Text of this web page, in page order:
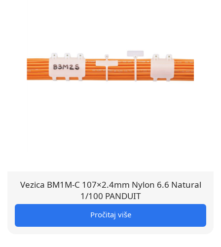
Vezica BM1M-C 107×2.4mm Nylon 6.6 Natural
1/100 PANDUIT
Pročitaj više